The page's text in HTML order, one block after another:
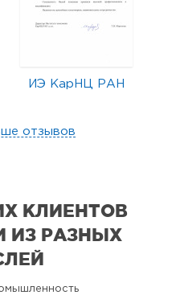
ИЭ КарНЦ РАН
отзывов
КЛИЕНТОВ
ИЗ РАЗНЫХ